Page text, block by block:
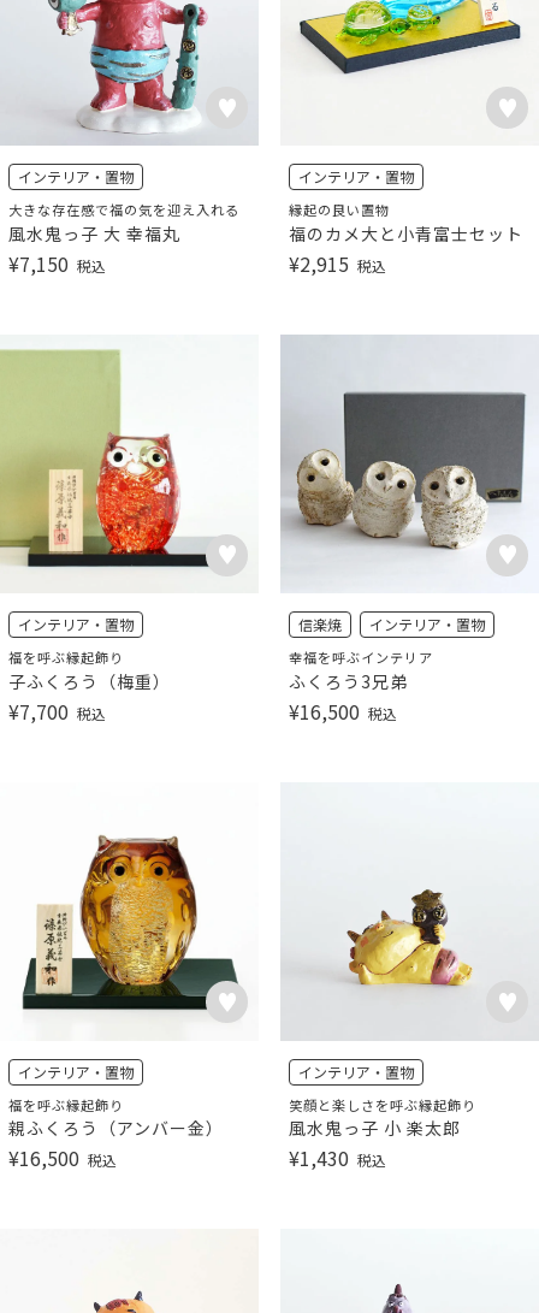
インテリア・置物
大きな存在感で福の気を迎え入れる
風水鬼っ子 大 幸福丸
¥7,150 税込
インテリア・置物
縁起の良い置物
福のカメ大と小青富士セット
¥2,915 税込
インテリア・置物
福を呼ぶ縁起飾り
子ふくろう（梅重）
¥7,700 税込
信楽焼 インテリア・置物
幸福を呼ぶインテリア
ふくろう3兄弟
¥16,500 税込
インテリア・置物
福を呼ぶ縁起飾り
親ふくろう（アンバー金）
¥16,500 税込
インテリア・置物
笑顔と楽しさを呼ぶ縁起飾り
風水鬼っ子 小 楽太郎
¥1,430 税込